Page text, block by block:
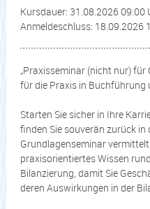
Kursdauer: 31.08.2026 09:00
Anmeldeschluss: 18.09.2026
„Praxisseminar (nicht nur)
für die Praxis in Buchführung
Starten Sie sicher in Ihre
finden Sie souverän zurück in
Grundlagenseminar
praxisorientiertes Wissen
Bilanzierung, damit Sie
deren Auswirkungen in der